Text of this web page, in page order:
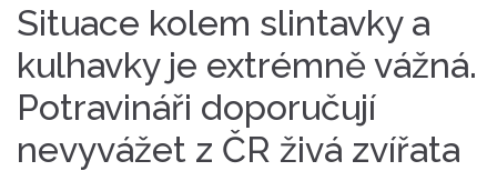
Situace kolem slintavky a
kulhavky je extrémně vážná.
Potravináři doporučují
nevyvážet z ČR živá zvířata